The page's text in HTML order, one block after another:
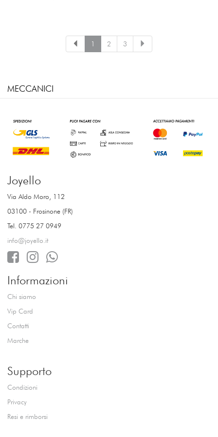
1 2 3
MECCANICI
Joyello
Via Aldo Moro, 112
03100 - Frosinone (FR)
Tel. 0775 27 0949
info@joyello.it
Informazioni
Chi siamo
Vip Card
Contatti
Marche
Supporto
Condizioni
Privacy
Resi e rimborsi